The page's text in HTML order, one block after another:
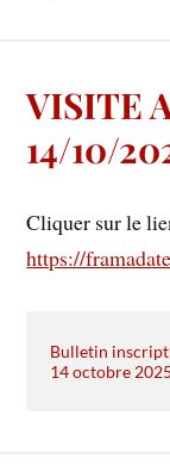
VISITE
14/10/
Cliquer sur le
https://
Bulletin
14 octobre 2025